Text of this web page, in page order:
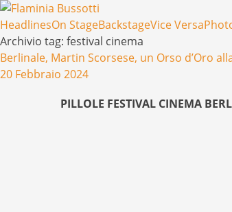
Menu
Salta il contenuto
HeadlinesOn StageBackstageVice Versa
Archivio tag: festival cinema
Berlinale, Martin Scorsese, un Orso d’Oro
20 Febbraio 2024
PILLOLE FESTIVAL CINEMA